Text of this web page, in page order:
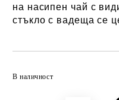
на насипен чай с
стъкло с вадеща се
В наличност